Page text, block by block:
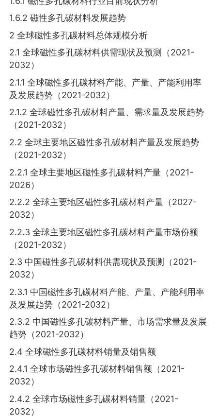
1.6.2 磁性多孔碳材料发展趋势
2 全球磁性多孔碳材料总体规模分析
2.1 全球磁性多孔碳材料供需现状及预测（2021-
2032）
2.1.1 全球磁性多孔碳材料产能、产量、产能利用率
及发展趋势（2021-2032）
2.1.2 全球磁性多孔碳材料产量、需求量及发展趋势
（2021-2032）
2.2 全球主要地区磁性多孔碳材料产量及发展趋势
（2021-2032）
2.2.1 全球主要地区磁性多孔碳材料产量（2021-
2026）
2.2.2 全球主要地区磁性多孔碳材料产量（2027-
2032）
2.2.3 全球主要地区磁性多孔碳材料产量市场份额
（2021-2032）
2.3 中国磁性多孔碳材料供需现状及预测（2021-
2032）
2.3.1 中国磁性多孔碳材料产能、产量、产能利用率
及发展趋势（2021-2032）
2.3.2 中国磁性多孔碳材料产量、市场需求量及发展
趋势（2021-2032）
2.4 全球磁性多孔碳材料销量及销售额
2.4.1 全球市场磁性多孔碳材料销售额（2021-
2032）
2.4.2 全球市场磁性多孔碳材料销量（2021-
2032）